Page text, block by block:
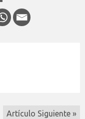
Artículo Siguiente »